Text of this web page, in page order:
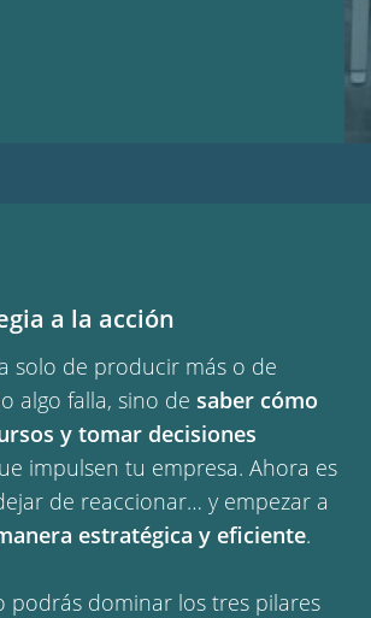
a la acción
solo de producir más o de
algo falla, sino desaber cómo
y tomar decisiones
impulsen tu empresa. Ahora es
de reaccionar… y empezar a
estratégica y eficiente.
podrás dominar los tres pilares